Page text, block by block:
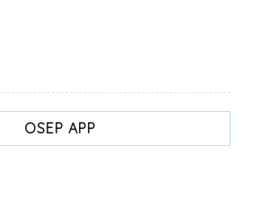
OSEP APP